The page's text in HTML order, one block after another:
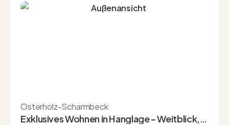
Osterholz-Scharmbeck
Exklusives Wohnen in Hanglage – Weitblick,